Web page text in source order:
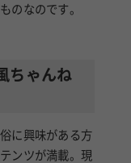
のなのです。
ちゃんね
に興味がある方
ンツが満載。現